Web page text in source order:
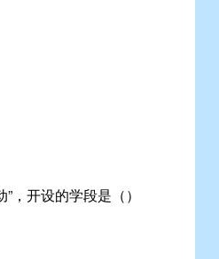
，开设的学段是（）